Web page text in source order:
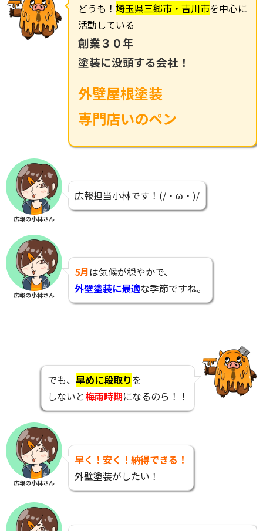
どうも！ 埼玉県三郷市・吉川市を中心に
活動している
創業３０年
塗装に没頭する会社！
外壁屋根塗装
専門店いのペン
広報の小林さん
広報担当小林です！(/・ω・)/
広報の小林さん
5月は気候が穏やかで、
外壁塗装に最適な季節ですね。
でも、 早めに段取りを
しないと梅雨時期になるのら！！
広報の小林さん
早く！安く！納得できる！
外壁塗装がしたい！